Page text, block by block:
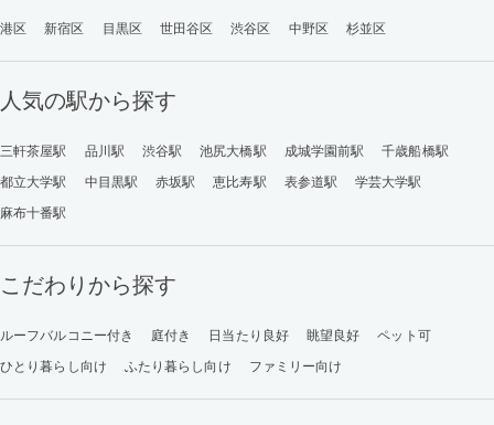
港区 新宿区 目黒区 世田谷区 渋谷区 中野区 杉並区
人気の駅から探す
三軒茶屋駅 品川駅 渋谷駅 池尻大橋駅 成城学園前駅
千歳船橋駅
都立大学駅
中目黒駅 赤坂駅 恵比寿駅 表参道駅
学芸大学駅
麻布十番駅
こだわりから探す
ルーフバルコニー付き 庭付き 日当たり良好 眺望良好
ペット可
ひとり暮らし向け
ふたり暮らし向け ファミリー向け